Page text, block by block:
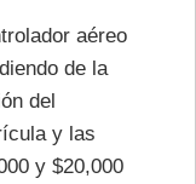
aéreo
de la
del
y las
y $20,000